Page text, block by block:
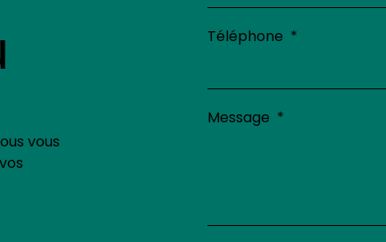
vous
Téléphone
Message